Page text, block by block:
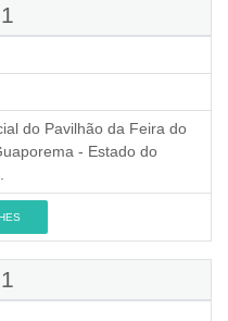
do Pavilhão da Feira do
- Estado do